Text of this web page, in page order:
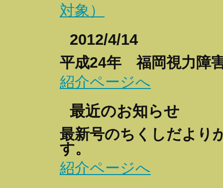
対象）
2012/4/14
平成24年 福岡視力障
紹介ページへ
最近のお知らせ
最新号のちくしだより
す。
紹介ページへ